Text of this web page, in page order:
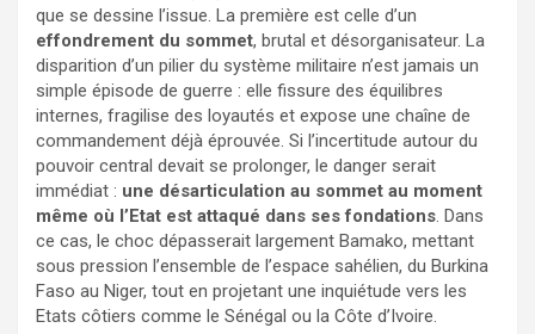
que se dessine l’issue. La première est celle d’un
effondrement du sommet, brutal et désorganisateur. La
disparition d’un pilier du système militaire n’est jamais un
simple épisode de guerre : elle fissure des équilibres
internes, fragilise des loyautés et expose une chaîne de
commandement déjà éprouvée. Si l’incertitude autour du
pouvoir central devait se prolonger, le danger serait
immédiat : une désarticulation au sommet au moment
même où l’Etat est attaqué dans ses fondations . Dans
ce cas, le choc dépasserait largement Bamako, mettant
sous pression l’ensemble de l’espace sahélien, du Burkina
Faso au Niger, tout en projetant une inquiétude vers les
Etats côtiers comme le Sénégal ou la Côte d’Ivoire.